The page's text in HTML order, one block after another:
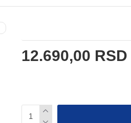
12.690,00 RSD